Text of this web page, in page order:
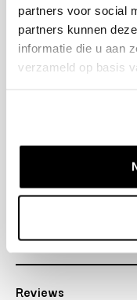
partners voor social
partners kunnen
informatie die u aan
verzameld op basis
Contact Formulier
Open tot 18:00
OPENINGSTIJDEN
Over ons
Reviews